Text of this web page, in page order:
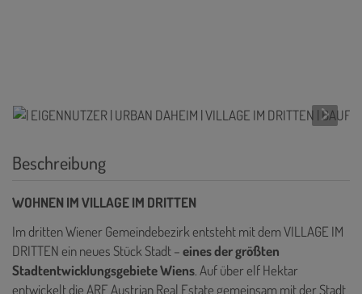
Beschreibung
WOHNEN IM VILLAGE IM DRITTEN
Im dritten Wiener Gemeindebezirk entsteht mit dem VILLAGE IM
DRITTEN ein neues Stück Stadt –eines der größten
Stadtentwicklungsgebiete Wiens. Auf über elf Hektar
entwickelt die ARE Austrian Real Estate gemeinsam mit der Stadt